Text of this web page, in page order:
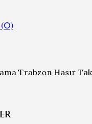
(0)
Trabzon Hasır